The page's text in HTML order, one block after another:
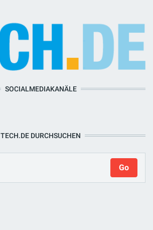
SOCIALMEDIAKANÄLE
TECH.DE DURCHSUCHEN